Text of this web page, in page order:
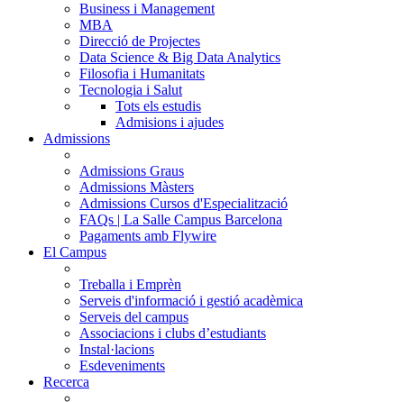
Business i Management
MBA
Direcció de Projectes
Data Science & Big Data Analytics
Filosofia i Humanitats
Tecnologia i Salut
Tots els estudis
Admisions i ajudes
Admissions
Admissions Graus
Admissions Màsters
Admissions Cursos d'Especialització
FAQs | La Salle Campus Barcelona
Pagaments amb Flywire
El Campus
Treballa i Emprèn
Serveis d'informació i gestió acadèmica
Serveis del campus
Associacions i clubs d’estudiants
Instal·lacions
Esdeveniments
Recerca